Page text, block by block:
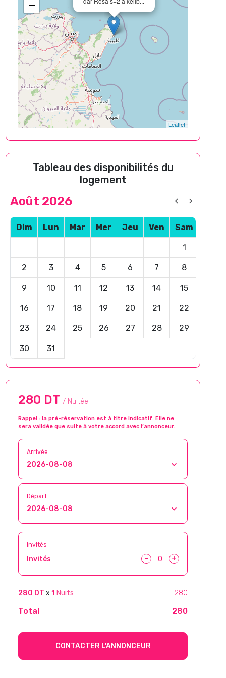
−
Leaflet
Tableau des disponibilités du
logement
Août 2026
Dim Lun Mar Mer Jeu Ven Sam
1
2 3 4 5 6 7 8
9 10 11 12 13 14 15
16 17 18 19 20 21 22
23 24 25 26 27 28 29
30 31
280 DT / Nuitée
Rappel : la pré-réservation est à titre indicatif. Elle ne
sera validée que suite à votre accord avec l’annonceur.
Arrivée
Départ
Invités
Invités - +
280 DT x 1 Nuits 280
Total 280
CONTACTER L'ANNONCEUR